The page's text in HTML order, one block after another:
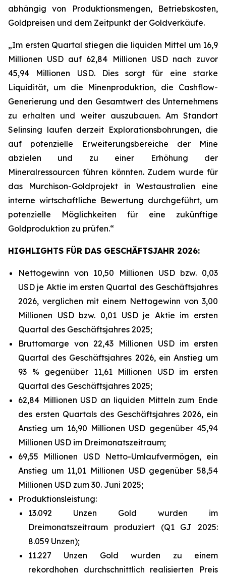
abhängig von Produktionsmengen, Betriebskosten,
Goldpreisen und dem Zeitpunkt der Goldverkäufe.
„Im ersten Quartal stiegen die liquiden Mittel um 16,9
Millionen USD auf 62,84 Millionen USD nach zuvor
45,94 Millionen USD. Dies sorgt für eine starke
Liquidität, um die Minenproduktion, die Cashflow-
Generierung und den Gesamtwert des Unternehmens
zu erhalten und weiter auszubauen. Am Standort
Selinsing laufen derzeit Explorationsbohrungen, die
auf potenzielle Erweiterungsbereiche der Mine
abzielen und zu einer Erhöhung der
Mineralressourcen führen könnten. Zudem wurde für
das Murchison-Goldprojekt in Westaustralien eine
interne wirtschaftliche Bewertung durchgeführt, um
potenzielle Möglichkeiten für eine zukünftige
Goldproduktion zu prüfen.“
HIGHLIGHTS FÜR DAS GESCHÄFTSJAHR 2026:
Nettogewinn von 10,50 Millionen USD bzw. 0,03
USD je Aktie im ersten Quartal des Geschäftsjahres
2026, verglichen mit einem Nettogewinn von 3,00
Millionen USD bzw. 0,01 USD je Aktie im ersten
Quartal des Geschäftsjahres 2025;
Bruttomarge von 22,43 Millionen USD im ersten
Quartal des Geschäftsjahres 2026, ein Anstieg um
93 % gegenüber 11,61 Millionen USD im ersten
Quartal des Geschäftsjahres 2025;
62,84 Millionen USD an liquiden Mitteln zum Ende
des ersten Quartals des Geschäftsjahres 2026, ein
Anstieg um 16,90 Millionen USD gegenüber 45,94
Millionen USD im Dreimonatszeitraum;
69,55 Millionen USD Netto-Umlaufvermögen, ein
Anstieg um 11,01 Millionen USD gegenüber 58,54
Millionen USD zum 30. Juni 2025;
Produktionsleistung:
13.092 Unzen Gold wurden im
Dreimonatszeitraum produziert (Q1 GJ 2025:
8.059 Unzen);
11.227 Unzen Gold wurden zu einem
rekordhohen durchschnittlich realisierten Preis